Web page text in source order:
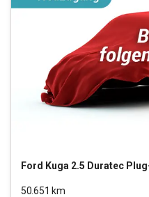
Ford Kuga 2.5 Duratec Plug-in-Hybrid
50.651 km